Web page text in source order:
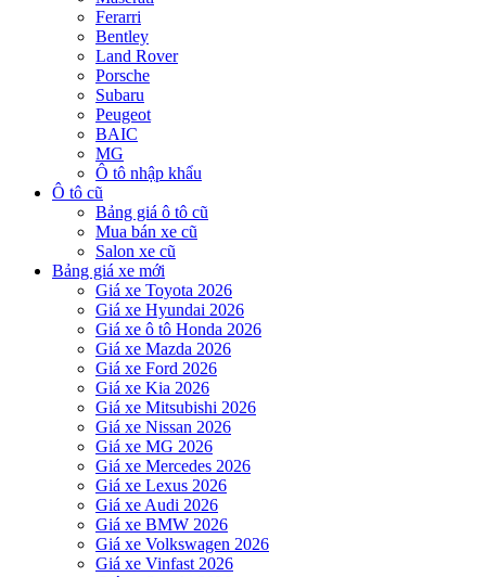
Ferarri
Bentley
Land Rover
Porsche
Subaru
Peugeot
BAIC
MG
Ô tô nhập khẩu
Ô tô cũ
Bảng giá ô tô cũ
Mua bán xe cũ
Salon xe cũ
Bảng giá xe mới
Giá xe Toyota 2026
Giá xe Hyundai 2026
Giá xe ô tô Honda 2026
Giá xe Mazda 2026
Giá xe Ford 2026
Giá xe Kia 2026
Giá xe Mitsubishi 2026
Giá xe Nissan 2026
Giá xe MG 2026
Giá xe Mercedes 2026
Giá xe Lexus 2026
Giá xe Audi 2026
Giá xe BMW 2026
Giá xe Volkswagen 2026
Giá xe Vinfast 2026